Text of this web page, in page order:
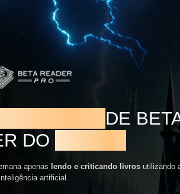
DE
DO
apenas lendo e criticando livros utilizando
artificial.